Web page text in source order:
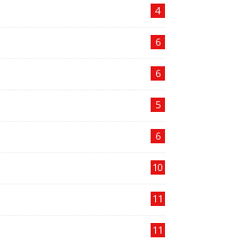
4
6
6
5
6
10
11
11